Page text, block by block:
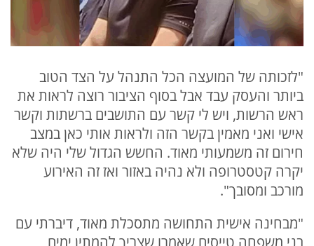
"לזכותה של המועצה הכל התנהל על הצד הטוב
ביותר והעסק עבד אבל בסוף הציבור רוצה לראות את
ראש הרשות, ויש לי קשר עם התושבים ברשתות וקשר
אישי ואני מאמין בקשר הזה ולראות אותי כאן במצב
חירום זה משמעותי מאוד. החשש הגדול שלי היה שלא
יקרה קטסטרופה ולא נהיה באזור ואז זה האירוע
מורכב ומסובך".
"מבחינה אישית התחושה מתסכלת מאוד, דיברתי עם